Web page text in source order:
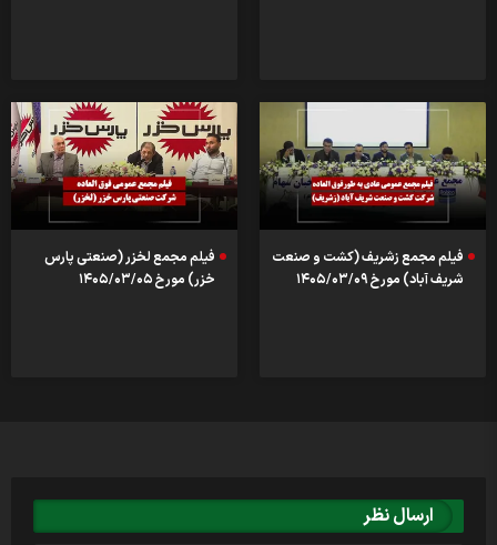
فیلم مجمع زشریف (کشت و صنعت
شریف آباد) مورخ ۱۴۰۵/۰۳/۰۹
فیلم مجمع لخزر (صنعتی پارس
خزر) مورخ ۱۴۰۵/۰۳/۰۵
ارسال نظر